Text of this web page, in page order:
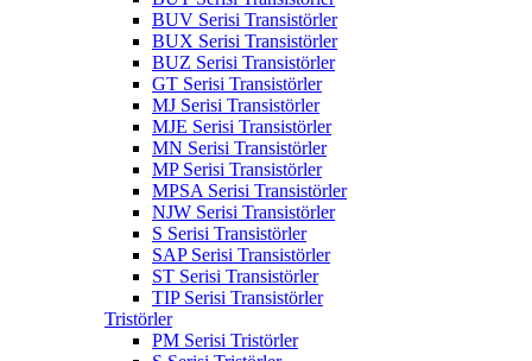
BUV Serisi Transistörler
BUX Serisi Transistörler
BUZ Serisi Transistörler
GT Serisi Transistörler
MJ Serisi Transistörler
MJE Serisi Transistörler
MN Serisi Transistörler
MP Serisi Transistörler
MPSA Serisi Transistörler
NJW Serisi Transistörler
S Serisi Transistörler
SAP Serisi Transistörler
ST Serisi Transistörler
TIP Serisi Transistörler
Tristörler
PM Serisi Tristörler